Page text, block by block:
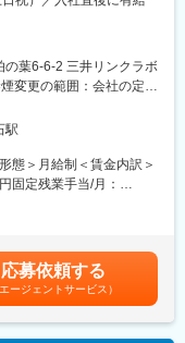
あり、メリハリのある
計段階から製造、宇宙
ることができる環境で
ン（推進機）を製造し
アとして推進機の研究
の葉6-6-2 三井リンクラボ
変更の範囲：会社の定め
駅
態＞月給制＜賃金内訳＞
固定残業手当/月：
ごとの給与レンジに応
り、選考を通じて上下
手当を含めた表記です。
応募依頼する
エージェントサービス）